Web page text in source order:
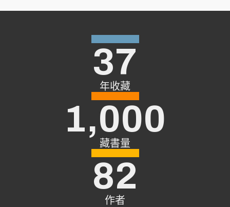
年收藏
37
藏書量
1,000
作者
82